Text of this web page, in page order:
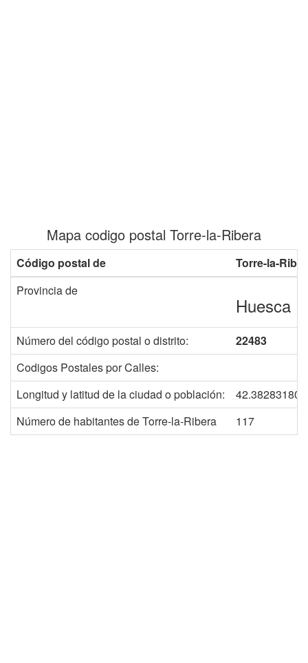
Mapa codigo postal Torre-la-Ribera
Código postal de
Torre-la-
Provincia de
Huesca
Número del código postal o distrito:
22483
Codigos Postales por Calles:
Longitud y latitud de la ciudad o población:
Número de habitantes de Torre-la-Ribera
117